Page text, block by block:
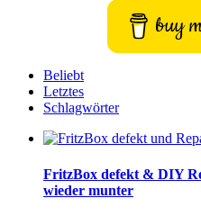
buy
Beliebt
Letztes
Schlagwörter
FritzBox defekt & DIY
wieder munter